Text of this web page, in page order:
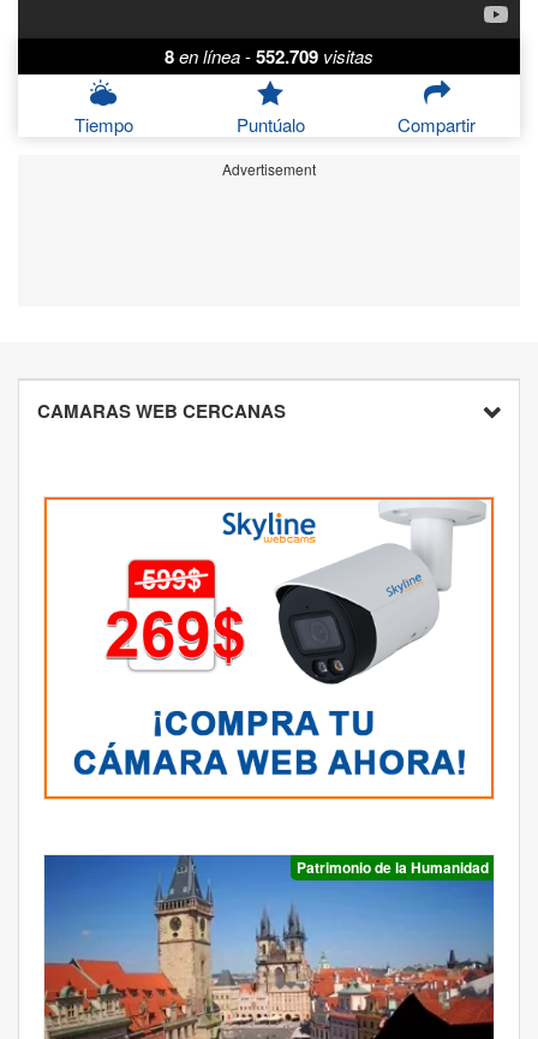
8en línea-552.709 visitas
Tiempo Puntúalo Compartir
Advertisement
CAMARAS WEB CERCANAS
Patrimonio de la Humanidad